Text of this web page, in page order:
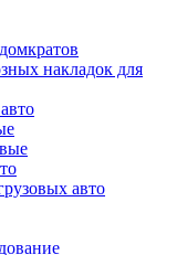
накладок для
авто